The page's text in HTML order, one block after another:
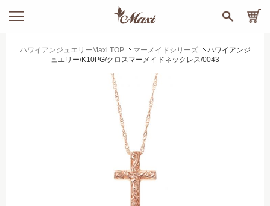
ハワイアンジュエリーMaxi TOP マーメイドシリーズ
ハワイアンジ
ュエリー/K10PG/クロスマーメイドネックレス/0043